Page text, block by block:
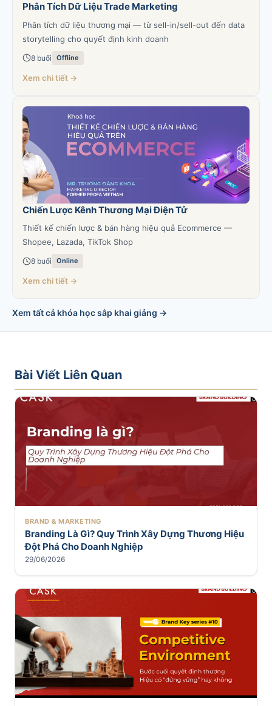
Phân Tích Dữ Liệu Trade Marketing
Phân tích dữ liệu thương mại — từ sell-in/sell-out đến data
storytelling cho quyết định kinh doanh
8 buổi Offline
Xem chi tiết →
Chiến Lược Kênh Thương Mại Điện Tử
Thiết kế chiến lược & bán hàng hiệu quả Ecommerce —
Shopee, Lazada, TikTok Shop
8 buổi Online
Xem chi tiết →
Xem tất cả khóa học sắp khai giảng →
Bài Viết Liên Quan
BRAND & MARKETING
Branding Là Gì? Quy Trình Xây Dựng Thương Hiệu
Đột Phá Cho Doanh Nghiệp
29/06/2026